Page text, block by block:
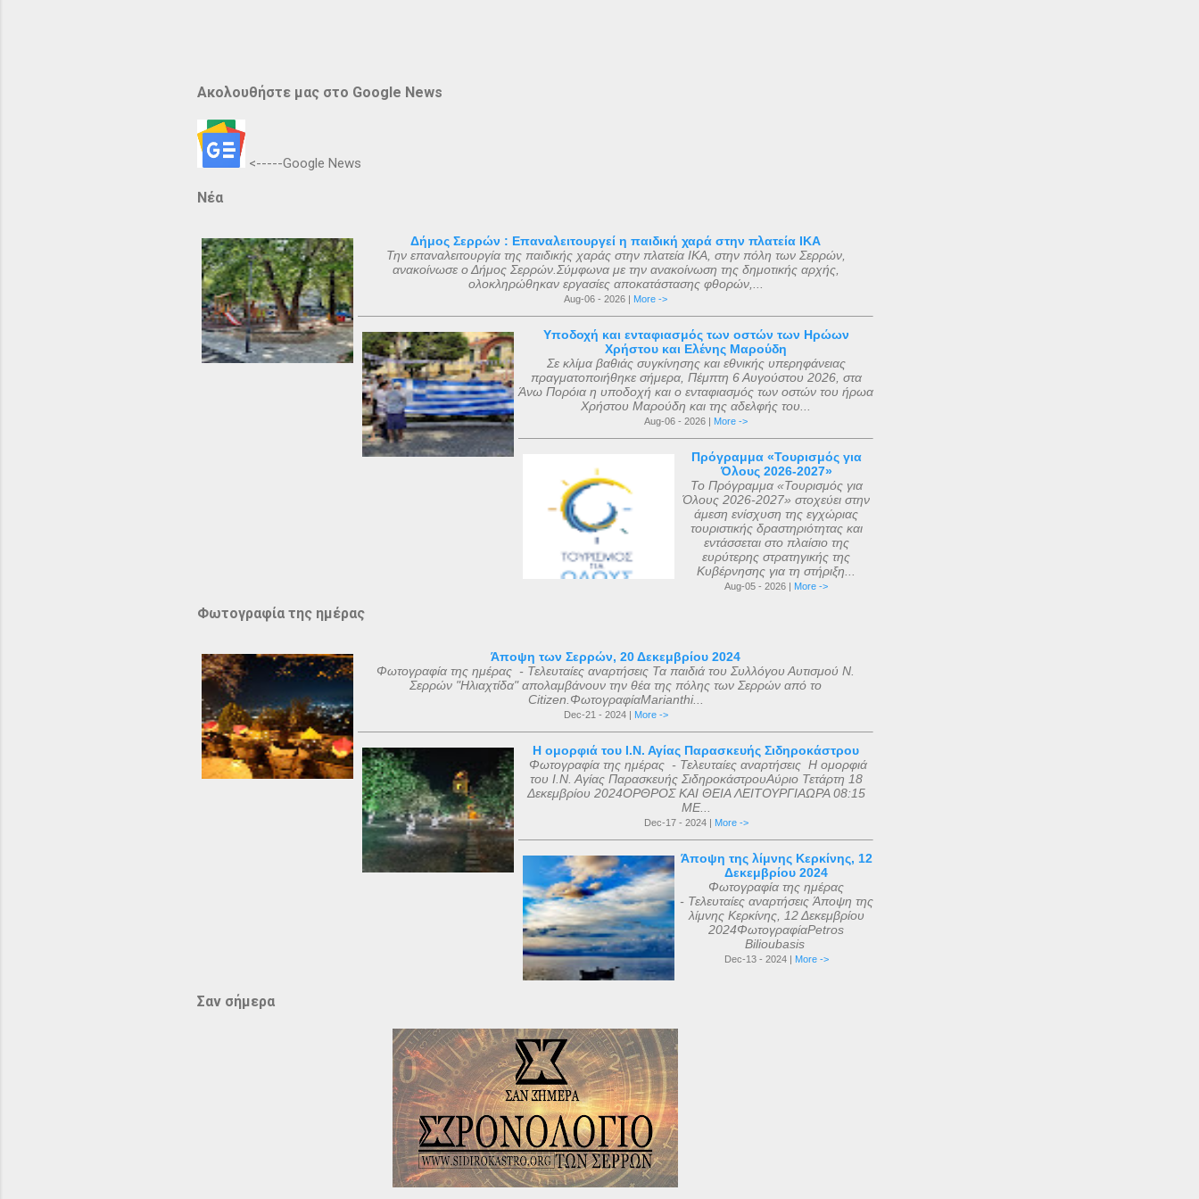
Ακολουθήστε μας στο Google News
<-----Google News
Νέα
Δήμος Σερρών : Επαναλειτουργεί η παιδική χαρά στην πλατεία ΙΚΑ
Την επαναλειτουργία της παιδικής χαράς στην πλατεία ΙΚΑ, στην πόλη των Σερρών,
ανακοίνωσε ο Δήμος Σερρών.Σύμφωνα με την ανακοίνωση της δημοτικής αρχής,
ολοκληρώθηκαν εργασίες αποκατάστασης φθορών,...
Aug-06 - 2026 | More ->
Υποδοχή και ενταφιασμός των οστών των Ηρώων
Χρήστου και Ελένης Μαρούδη
Σε κλίμα βαθιάς συγκίνησης και εθνικής υπερηφάνειας
πραγματοποιήθηκε σήμερα, Πέμπτη 6 Αυγούστου 2026, στα
Άνω Πορόια η υποδοχή και ο ενταφιασμός των οστών του ήρωα
Χρήστου Μαρούδη και της αδελφής του...
Aug-06 - 2026 | More ->
Πρόγραμμα «Τουρισμός για
Όλους 2026-2027»
Το Πρόγραμμα «Τουρισμός για
Όλους 2026-2027» στοχεύει στην
άμεση ενίσχυση της εγχώριας
τουριστικής δραστηριότητας και
εντάσσεται στο πλαίσιο της
ευρύτερης στρατηγικής της
Κυβέρνησης για τη στήριξη...
Aug-05 - 2026 | More ->
Φωτογραφία της ημέρας
Άποψη των Σερρών, 20 Δεκεμβρίου 2024
Φωτογραφία της ημέρας - Τελευταίες αναρτήσεις Τα παιδιά του Συλλόγου Αυτισμού Ν.
Σερρών "Ηλιαχτίδα" απολαμβάνουν την θέα της πόλης των Σερρών από το
Citizen.ΦωτογραφίαMarianthi...
Dec-21 - 2024 | More ->
Η ομορφιά του Ι.Ν. Αγίας Παρασκευής Σιδηροκάστρου
Φωτογραφία της ημέρας - Τελευταίες αναρτήσεις Η ομορφιά
του Ι.Ν. Αγίας Παρασκευής ΣιδηροκάστρουΑύριο Τετάρτη 18
Δεκεμβρίου 2024ΟΡΘΡΟΣ ΚΑΙ ΘΕΙΑ ΛΕΙΤΟΥΡΓΙΑΩΡΑ 08:15
ΜΕ...
Dec-17 - 2024 | More ->
Άποψη της λίμνης Κερκίνης, 12
Δεκεμβρίου 2024
Φωτογραφία της ημέρας
- Τελευταίες αναρτήσεις Άποψη της
λίμνης Κερκίνης, 12 Δεκεμβρίου
2024ΦωτογραφίαPetros
Bilioubasis
Dec-13 - 2024 | More ->
Σαν σήμερα